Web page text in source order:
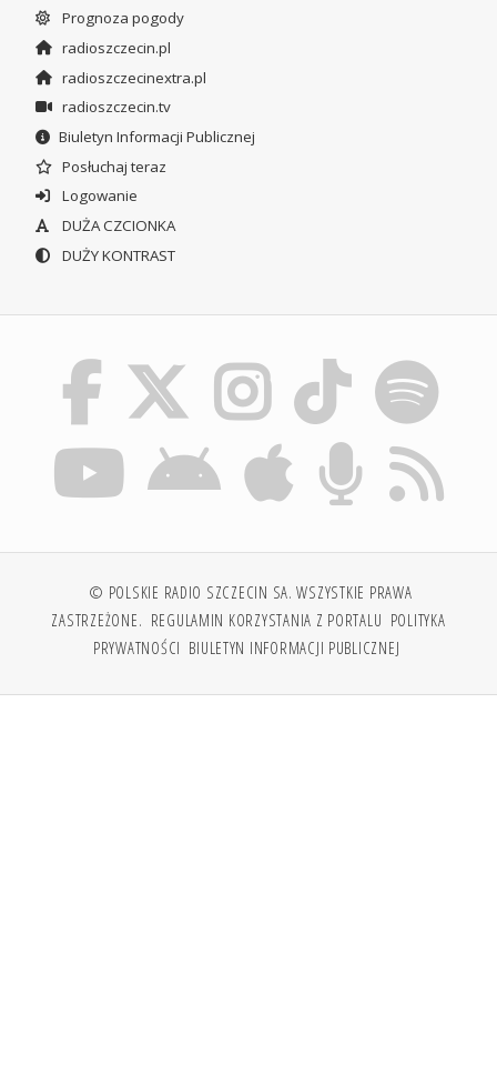
Prognoza pogody
radioszczecin.pl
radioszczecinextra.pl
radioszczecin.tv
Biuletyn Informacji Publicznej
Posłuchaj teraz
Logowanie
DUŻA CZCIONKA
DUŻY KONTRAST
© POLSKIE RADIO SZCZECIN SA. WSZYSTKIE PRAWA
ZASTRZEŻONE. REGULAMIN KORZYSTANIA Z PORTALU POLITYKA
PRYWATNOŚCI BIULETYN INFORMACJI PUBLICZNEJ